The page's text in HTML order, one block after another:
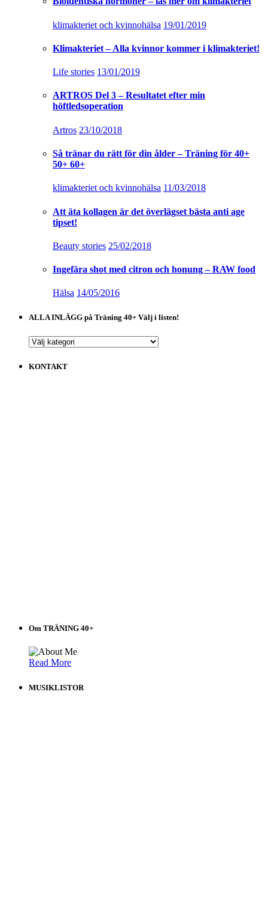
klimakteriet och kvinnohälsa 19/01/2019
Klimakteriet – Alla kvinnor kommer i klimakteriet!
Life stories 13/01/2019
ARTROS Del 3 – Resultatet efter min
höftledsoperation
Artros 23/10/2018
Så tränar du rätt för din ålder – Träning för 40+
50+ 60+
klimakteriet och kvinnohälsa 11/03/2018
Att äta kollagen är det överlägset bästa anti age
tipset!
Beauty stories 25/02/2018
Ingefära shot med citron och honung – RAW food
Hälsa 14/05/2016
ALLA INLÄGG på Träning 40+ Välj i listen!
ALLA
på
KONTAKT
Om TRÄNING 40+
Read More
MUSIKLISTOR